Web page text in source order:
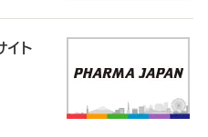
イト